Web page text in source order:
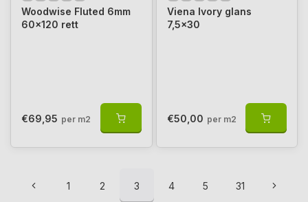
Woodwise Fluted 6mm
60x120 rett
€69,95 per m2
Viena Ivory glans
7,5x30
€50,00 per m2
1 2 3 4 5 31